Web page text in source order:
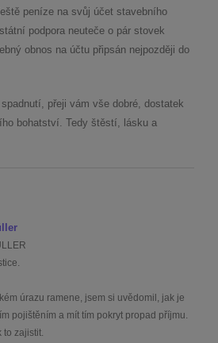
peníze na svůj účet stavebního
podpora neuteče o pár stovek
obnos na účtu připsán nejpozději do
přeji vám vše dobré, dostatek
bohatství. Tedy štěstí, lásku a
úrazu ramene, jsem si uvědomil, jak je
pojištěním a mít tím pokryt propad příjmu.
zajistit.